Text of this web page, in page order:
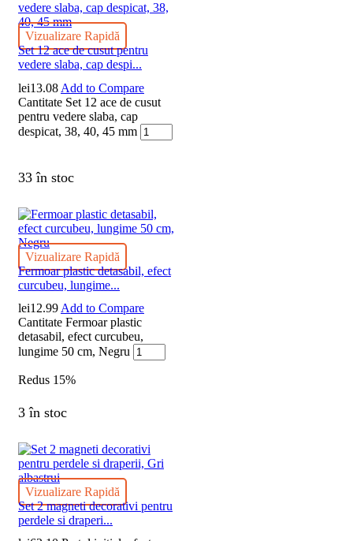
Vizualizare Rapidă
Set 12 ace de cusut pentru
vedere slaba, cap despi...
lei13.08 Add to Compare
Cantitate Set 12 ace de cusut
pentru vedere slaba, cap
despicat, 38, 40, 45 mm
33 în stoc
Vizualizare Rapidă
Fermoar plastic detasabil, efect
curcubeu, lungime...
lei12.99 Add to Compare
Cantitate Fermoar plastic
detasabil, efect curcubeu,
lungime 50 cm, Negru
Redus 15%
3 în stoc
Vizualizare Rapidă
Set 2 magneti decorativi pentru
perdele si draperi...